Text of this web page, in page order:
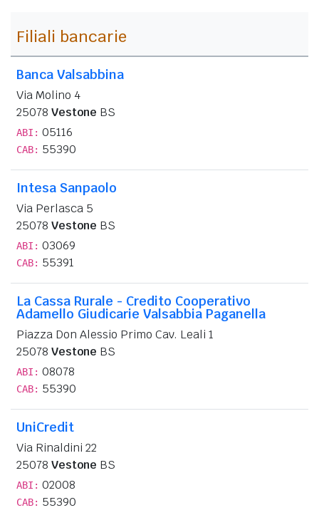
Filiali bancarie
Banca Valsabbina
Via Molino 4
25078 Vestone BS
ABI: 05116
CAB: 55390
Intesa Sanpaolo
Via Perlasca 5
25078 Vestone BS
ABI: 03069
CAB: 55391
La Cassa Rurale - Credito Cooperativo
Adamello Giudicarie Valsabbia Paganella
Piazza Don Alessio Primo Cav. Leali 1
25078 Vestone BS
ABI: 08078
CAB: 55390
UniCredit
Via Rinaldini 22
25078 Vestone BS
ABI: 02008
CAB: 55390